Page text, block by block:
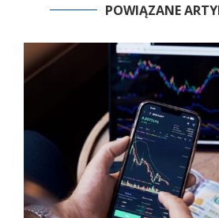
POWIĄZANE